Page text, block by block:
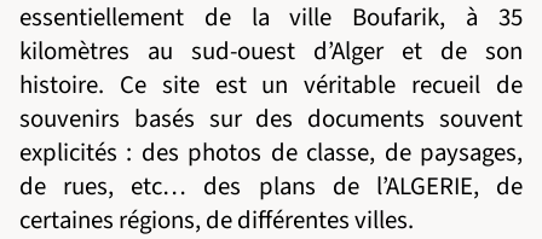
essentiellement de la ville Boufarik, à 35
kilomètres au sud-ouest d’Alger et de son
histoire. Ce site est un véritable recueil de
souvenirs basés sur des documents souvent
explicités : des photos de classe, de paysages,
de rues, etc… des plans de l’ALGERIE, de
certaines régions, de différentes villes.